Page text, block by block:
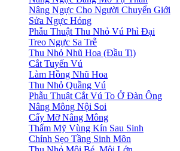
Nâng Ngực Cho Người Chuyển Giới
Sửa Ngực Hỏng
Phẫu Thuật Thu Nhỏ Vú Phì Đại
Treo Ngực Sa Trễ
Thu Nhỏ Nhũ Hoa (Đầu Ti)
Cắt Tuyến Vú
Làm Hồng Nhũ Hoa
Thu Nhỏ Quầng Vú
Phẫu Thuật Cắt Vú To Ở Đàn Ông
Nâng Mông Nội Soi
Cấy Mỡ Nâng Mông
Thẩm Mỹ Vùng Kín Sau Sinh
Chỉnh Sẹo Tầng Sinh Môn